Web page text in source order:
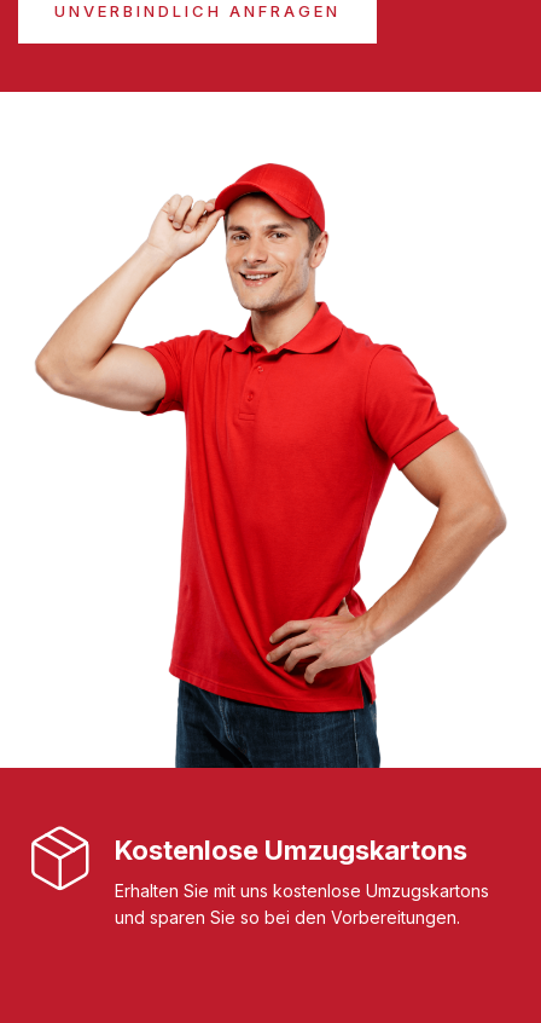
UNVERBINDLICH ANFRAGEN
Kostenlose Umzugskartons
Erhalten Sie mit uns kostenlose Umzugskartons
und sparen Sie so bei den Vorbereitungen.